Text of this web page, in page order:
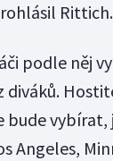
Rittich.
podle něj
vybírat,
Angeles,